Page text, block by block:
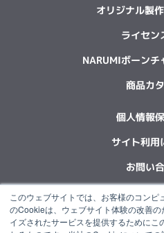
このウェブサイトでは、お客様のコン
のCookieは、ウェブサイト体験の改善
イズされたサービスを提供するためにこ
オリジナル製
ライセン
NARUMIボーンチ
商品カ
個人情報
サイト利用
お問い
F
a
c
L
i
n
X
-
t